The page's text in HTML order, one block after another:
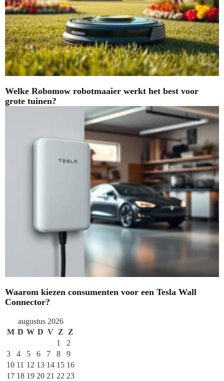
Welke Robomow robotmaaier werkt het best voor
grote tuinen?
Waarom kiezen consumenten voor een Tesla Wall
Connector?
augustus 2026
M D W D V Z Z
1
2
3
4 5 6 7 8
9
10 11 12 13 14 15 16
17 18 19 20 21 22 23